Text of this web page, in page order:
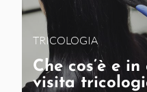
TRICOLOGIA
Che cos’è e
visita